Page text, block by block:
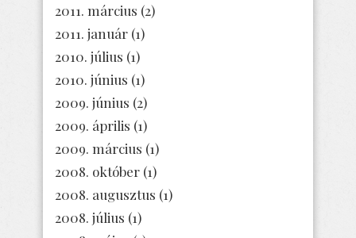
2011. március (2)
2011. január (1)
2010. július (1)
2010. június (1)
2009. június (2)
2009. április (1)
2009. március (1)
2008. október (1)
2008. augusztus (1)
2008. július (1)